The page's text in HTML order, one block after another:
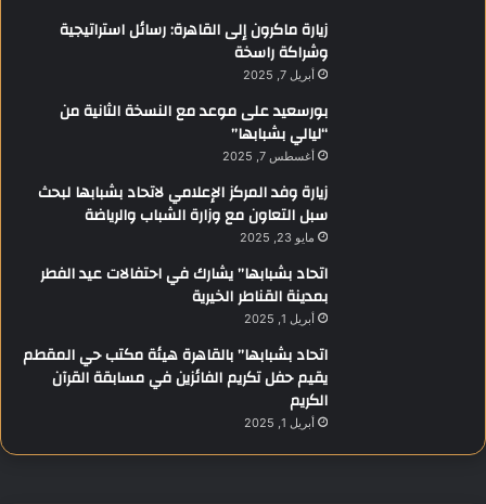
زيارة ماكرون إلى القاهرة: رسائل استراتيجية
وشراكة راسخة
أبريل 7, 2025
بورسعيد على موعد مع النسخة الثانية من
“ليالي بشبابها”
أغسطس 7, 2025
زيارة وفد المركز الإعلامي لاتحاد بشبابها لبحث
سبل التعاون مع وزارة الشباب والرياضة
مايو 23, 2025
اتحاد بشبابها” يشارك في احتفالات عيد الفطر
بمدينة القناطر الخيرية
أبريل 1, 2025
اتحاد بشبابها” بالقاهرة هيئة مكتب حي المقطم
يقيم حفل تكريم الفائزين في مسابقة القرآن
الكريم
أبريل 1, 2025